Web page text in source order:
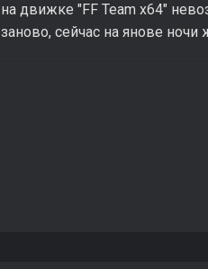
на движке "FF Team х64"
заново, сейчас на янове